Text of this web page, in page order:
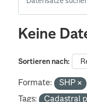
Keine
Sortieren nach
Formate: SHP
Tags:
Cadastral